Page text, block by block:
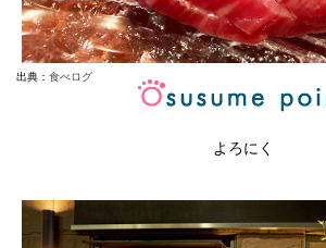
出典： 食べログ
よろにく